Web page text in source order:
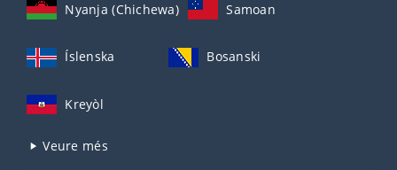
Nyanja (Chichewa) Samoan
Íslenska Bosanski
Kreyòl
Veure més